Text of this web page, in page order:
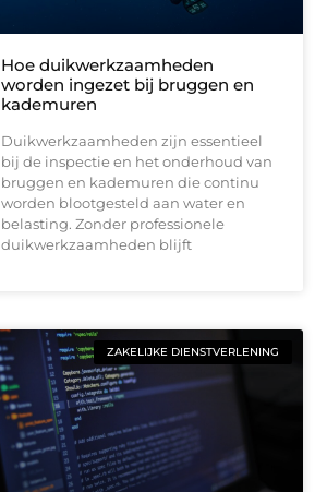
Hoe duikwerkzaamheden
worden ingezet bij bruggen en
kademuren
Duikwerkzaamheden zijn essentieel
bij de inspectie en het onderhoud van
bruggen en kademuren die continu
worden blootgesteld aan water en
belasting. Zonder professionele
duikwerkzaamheden blijft
ZAKELIJKE DIENSTVERLENING